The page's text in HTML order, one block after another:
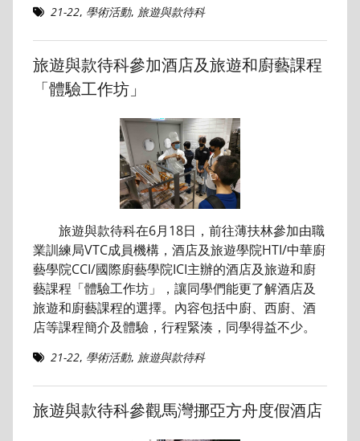
21-22, 學術活動, 旅遊與款待科
旅遊與款待科參加酒店及旅遊和廚藝課程
「體驗工作坊」
旅遊與款待科在6月18日，前往薄扶林參加由職
業訓練局VTC成員機構，酒店及旅遊學院HTI/中華廚
藝學院CCI/國際廚藝學院ICI主辦的酒店及旅遊和廚
藝課程「體驗工作坊」，讓同學們能更了解酒店及
旅遊和廚藝課程的選擇。內容包括中廚、西廚、酒
店等課程簡介及體驗，行程緊湊，同學得益不少。
21-22, 學術活動, 旅遊與款待科
旅遊與款待科參觀馬灣挪亞方舟度假酒店